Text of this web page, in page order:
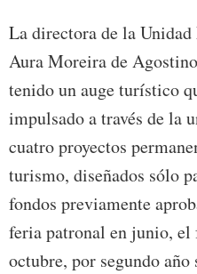
La directora de la
Aura Moreira de
tenido un auge turístico
impulsado a través de la
cuatro proyectos
turismo, diseñados sólo
fondos previamente
feria patronal en junio,
octubre, por segundo